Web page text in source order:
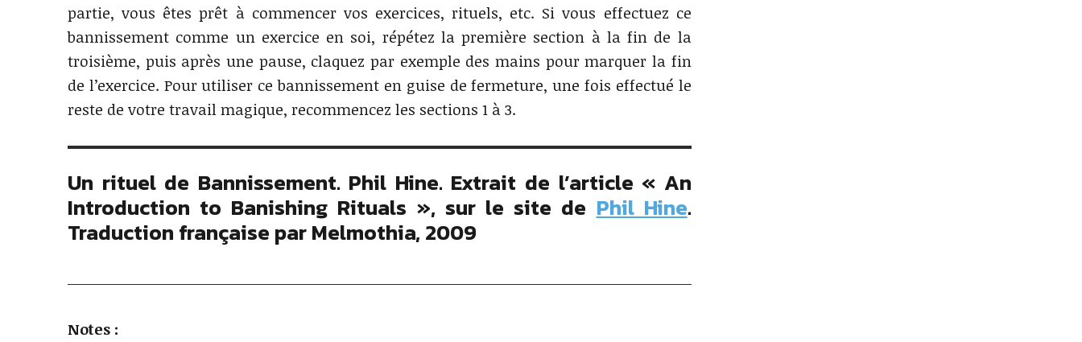
partie, vous êtes prêt à commencer vos exercices, rituels, etc. Si vous effectuez ce
bannissement comme un exercice en soi, répétez la première section à la fin de la
troisième, puis après une pause, claquez par exemple des mains pour marquer la fin
de l’exercice. Pour utiliser ce bannissement en guise de fermeture, une fois effectué le
reste de votre travail magique, recommencez les sections 1 à 3.
Un rituel de Bannissement. Phil Hine. Extrait de l’article « An
Introduction to Banishing Rituals », sur le site de Phil Hine.
Traduction française par Melmothia, 2009
Notes :